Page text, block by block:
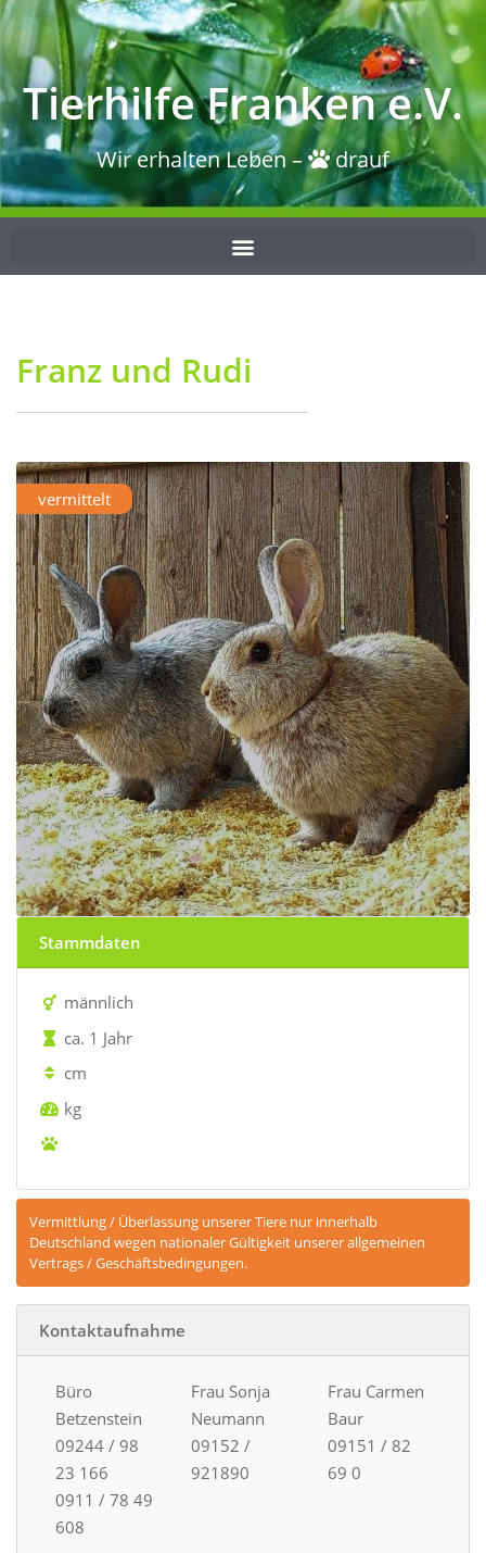
Tierhilfe Franken e.V.
Wir erhalten Leben – drauf
Franz und Rudi
vermittelt
Stammdaten
männlich
ca. 1 Jahr
cm
kg
Vermittlung / Überlassung unserer Tiere nur innerhalb
Deutschland wegen nationaler Gültigkeit unserer allgemeinen
Vertrags / Geschäftsbedingungen.
Kontaktaufnahme
Büro
Betzenstein
09244 / 98
23 166
0911 / 78 49
608
Frau Sonja
Neumann
09152 /
921890
Frau Carmen
Baur
09151 / 82
69 0